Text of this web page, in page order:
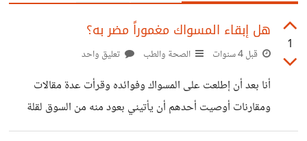
1
هل إبقاء المسواك مغموراً مضر به؟
قبل 4 سنوات الصحة والطب تعليق واحد
أنا بعد أن إطلعت على المسواك وفوائده وقرأت عدة مقالات
ومقارنات أوصيت أحدهم أن يأتيني بعود منه من السوق لقلة
العطاطير وفقرها بالمنطقة، إلا أني كنت جاهلاً لأهمية غلافه الذي